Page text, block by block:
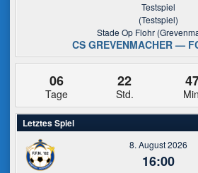
Testspiel
(Testspiel)
Stade Op Flohr
CS GREVENMACHER —
06
Tage
22
Std.
Letztes Spiel
8. August 2026
16:00